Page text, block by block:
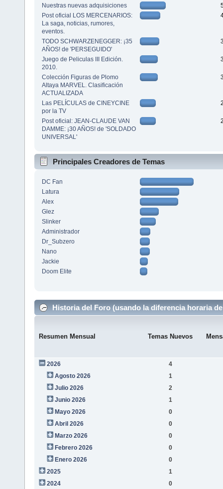
Nuestras nuevas adquisiciones
Post oficial LOS MERCENARIOS:
La saga, noticias, rumores,
eventos.
TODO SCHWARZENEGGER: ¡35
AÑOS! de 'PERSEGUIDO'
Juego de Peliculas III Edición.
2010.
Colección Figuras de Plomo
Altaya MARVEL. Clasificación
ACTUALIZADA
Las PELÍCULAS de CINEYCINE
por la TV
Post oficial: JEAN-CLAUDE VAN
DAMME: ¡30 AÑOS! de 'SOLDADO
UNIVERSAL'
Principales Creadores de Temas
DC Fan
Latura
Alex
Glez
Slinker
Administrador
Dr_Subzero
Nano
Jackie
Doom Elite
Historia del Foro (usando la diferencia horaria
Resumen Mensual Temas Nuevos
2026
4
Agosto 2026
1
Julio 2026
2
Junio 2026
1
Mayo 2026
0
Abril 2026
0
Marzo 2026
0
Febrero 2026
0
Enero 2026
0
2025
1
2024
0